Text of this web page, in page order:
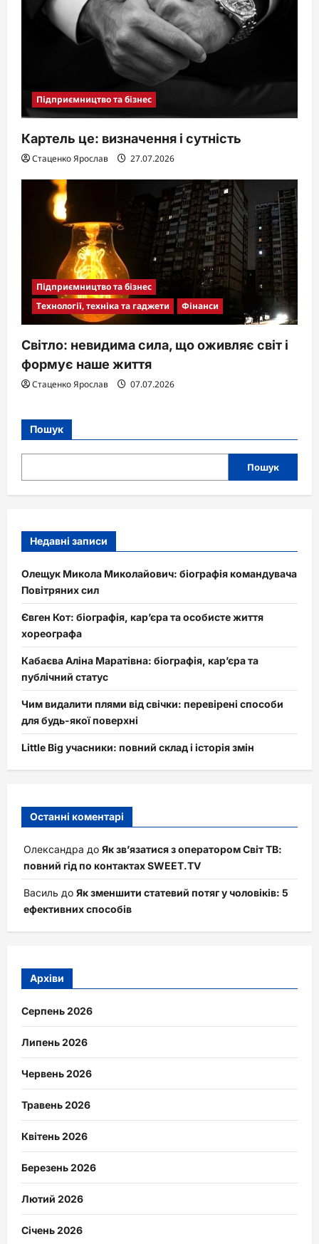
Підприємництво та бізнес
Картель це: визначення і сутність
Стаценко Ярослав 27.07.2026
Підприємництво та бізнес
Технології, техніка та гаджети
Фінанси
Світло: невидима сила, що оживляє світ і
формує наше життя
Стаценко Ярослав 07.07.2026
Пошук
Пошук
Недавні записи
Олещук Микола Миколайович: біографія командувача
Повітряних сил
Євген Кот: біографія, кар’єра та особисте життя
хореографа
Кабаєва Аліна Маратівна: біографія, кар’єра та
публічний статус
Чим видалити плями від свічки: перевірені способи
для будь-якої поверхні
Little Big учасники: повний склад і історія змін
Останні коментарі
Олександра до Як зв’язатися з оператором Світ ТВ:
повний гід по контактах SWEET.TV
Василь до Як зменшити статевий потяг у чоловіків: 5
ефективних способів
Архіви
Серпень 2026
Липень 2026
Червень 2026
Травень 2026
Квітень 2026
Березень 2026
Лютий 2026
Січень 2026